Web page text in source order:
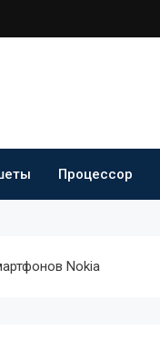
Процессор
Nokia